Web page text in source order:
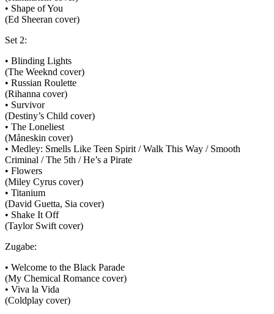
• Shape of You
(Ed Sheeran cover)
Set 2:
• Blinding Lights
(The Weeknd cover)
• Russian Roulette
(Rihanna cover)
• Survivor
(Destiny’s Child cover)
• The Loneliest
(Måneskin cover)
• Medley: Smells Like Teen Spirit / Walk This Way / Smooth
Criminal / The 5th / He’s a Pirate
• Flowers
(Miley Cyrus cover)
• Titanium
(David Guetta, Sia cover)
• Shake It Off
(Taylor Swift cover)
Zugabe:
• Welcome to the Black Parade
(My Chemical Romance cover)
• Viva la Vida
(Coldplay cover)